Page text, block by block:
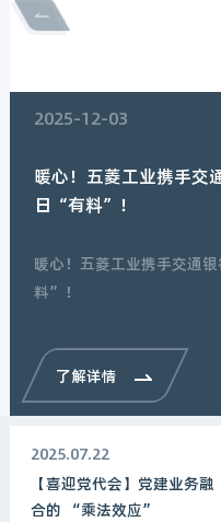
2025-12-03
暖心！五菱工业携手交
日“有料”！
暖心！五菱工业携手交通
料”！
了解详情
2025.07.22
【喜迎党代会】党建业务融
合的 “乘法效应”